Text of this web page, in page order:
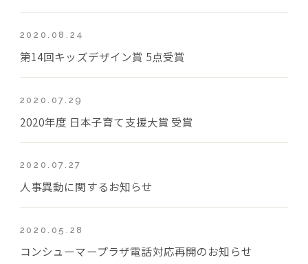
2020.08.24
第14回キッズデザイン賞 5点受賞
2020.07.29
2020年度 日本子育て支援大賞 受賞
2020.07.27
人事異動に関するお知らせ
2020.05.28
コンシューマープラザ電話対応再開のお知らせ